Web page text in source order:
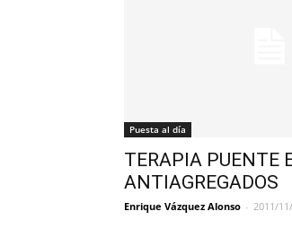
Puesta al día
TERAPIA PUENTE
ANTIAGREGADOS
Enrique Vázquez Alonso - 2011/